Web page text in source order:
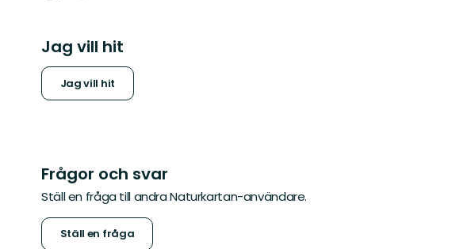
Jag vill hit
Jag vill hit
Frågor och svar
Ställ en fråga till andra Naturkartan-användare.
Ställ en fråga